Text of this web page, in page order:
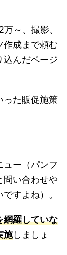
～、撮影、
作成まで頼む
込んだページ
った販促施策
ュー（パンフ
問い合わせや
すよね）。
網羅していな
施しましょ